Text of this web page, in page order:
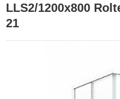
LLS2/1200х800
21